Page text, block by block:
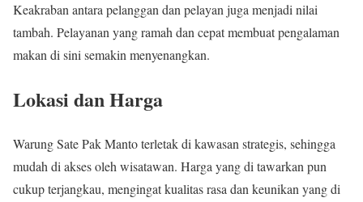
Keakraban antara pelanggan dan pelayan juga menjadi nilai
tambah. Pelayanan yang ramah dan cepat membuat pengalaman
makan di sini semakin menyenangkan.
Lokasi dan Harga
Warung Sate Pak Manto terletak di kawasan strategis, sehingga
mudah di akses oleh wisatawan. Harga yang di tawarkan pun
cukup terjangkau, mengingat kualitas rasa dan keunikan yang di